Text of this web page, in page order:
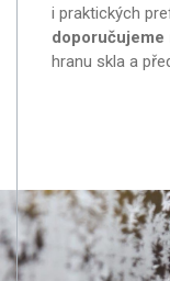
i praktických
doporučujeme
hranu skla a